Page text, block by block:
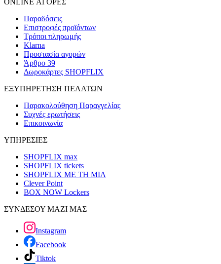
ONLINE ΑΓΟΡΕΣ
Παραδόσεις
Επιστροφές προϊόντων
Τρόποι πληρωμής
Klarna
Προστασία αγορών
Άρθρο 39
Δωροκάρτες SHOPFLIX
ΕΞΥΠΗΡΕΤΗΣΗ ΠΕΛΑΤΩΝ
Παρακολούθηση Παραγγελίας
Συχνές ερωτήσεις
Επικοινωνία
ΥΠΗΡΕΣΙΕΣ
SHOPFLIX max
SHOPFLIX tickets
SHOPFLIX ΜΕ ΤΗ ΜΙΑ
Clever Point
BOX NOW Lockers
ΣΥΝΔΕΣΟΥ ΜΑΖΙ ΜΑΣ
Instagram
Facebook
Tiktok